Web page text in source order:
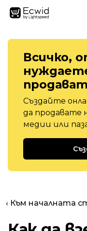
Всичко,
Създайте
да продавате
медии или
‹ Към началната